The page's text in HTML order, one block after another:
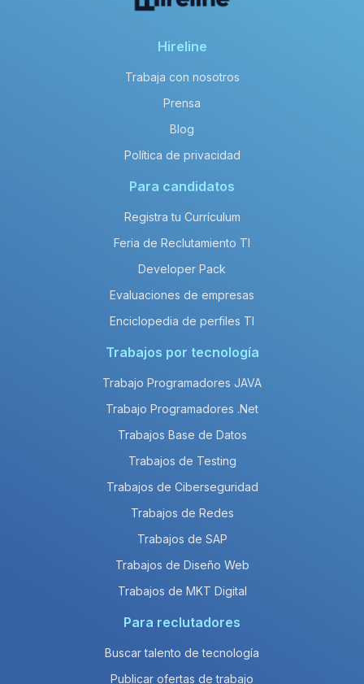
Hireline
Trabaja con nosotros
Prensa
Blog
Política de privacidad
Para candidatos
Registra tu Currículum
Feria de Reclutamiento TI
Developer Pack
Evaluaciones de empresas
Enciclopedia de perfiles TI
Trabajos por tecnología
Trabajo Programadores JAVA
Trabajo Programadores .Net
Trabajos Base de Datos
Trabajos de Testing
Trabajos de Ciberseguridad
Trabajos de Redes
Trabajos de SAP
Trabajos de Diseño Web
Trabajos de MKT Digital
Para reclutadores
Buscar talento de tecnología
Publicar ofertas de trabajo